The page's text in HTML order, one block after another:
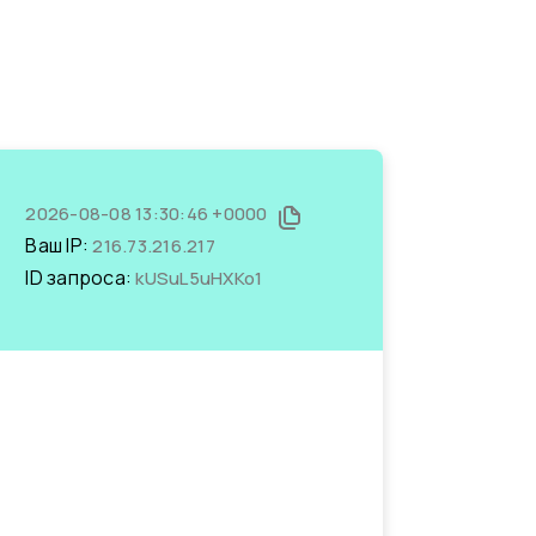
2026-08-08 13:30:46 +0000
Ваш IP:216.73.216.217
ID запроса:kUSuL5uHXKo1